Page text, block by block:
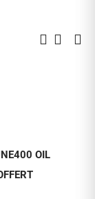
OIL